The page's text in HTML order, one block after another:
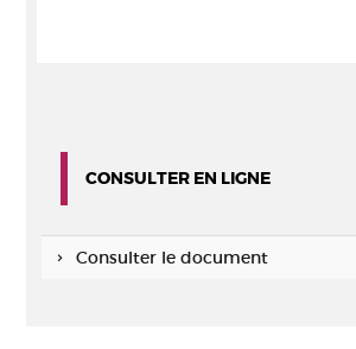
CONSULTER EN LIGNE
Consulter le document